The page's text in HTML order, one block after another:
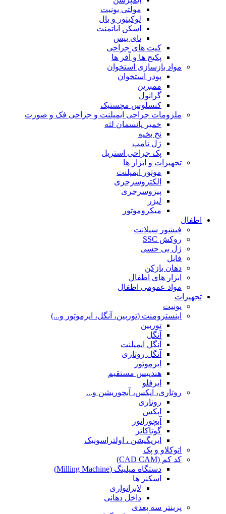
مولتی یونیت
لوکیتور و بال
اسکن اباتمنت
تای بیس
کیت های جراحی
پکیج ها و آفر ها
مواد بازسازی استخوان
پودر استخوان
ممبرین
گرانول
کنسلوس مچستیک
ملزومات جراحی ایمپلنت و جراحی فک و صورت
خمیر پانسمان لثه
نخ بخیه
ژل تامپ
پک جراحی استریل
تجهیزات و ابزار ها
موتور ایمپلنت
الکتروسرجری
پیزوسرجری
لیزر
میکروموتور
اطفال
فیشور سیلانت
روکش SSC
ژل بی حسی
فایل
دهان بازکن
ابزار های اطفال
مواد عمومی اطفال
تجهیزات
یونیت
اینسترومنت (توربین، آنگل، ایرموتور و...)
توربین
آنگل
آنگل ایمپلنت
آنگل روتاری
ایرموتور
هندپیس مستقیم
ایرفلو
روتاری، اپکس، آبچوریشن و...
روتاری
اپکس
آبچوراتور
گوتاکاتر
ایریگیشن ، اولتراسونیک
اتوکلاو و پک
کد کم (CAD CAM)
دستگاه میلینگ (Milling Machine)
اسکنر ها
لابراتواری
داخل دهانی
پرینتر سه بعدی